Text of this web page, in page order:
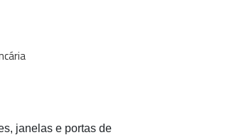
janelas e portas de